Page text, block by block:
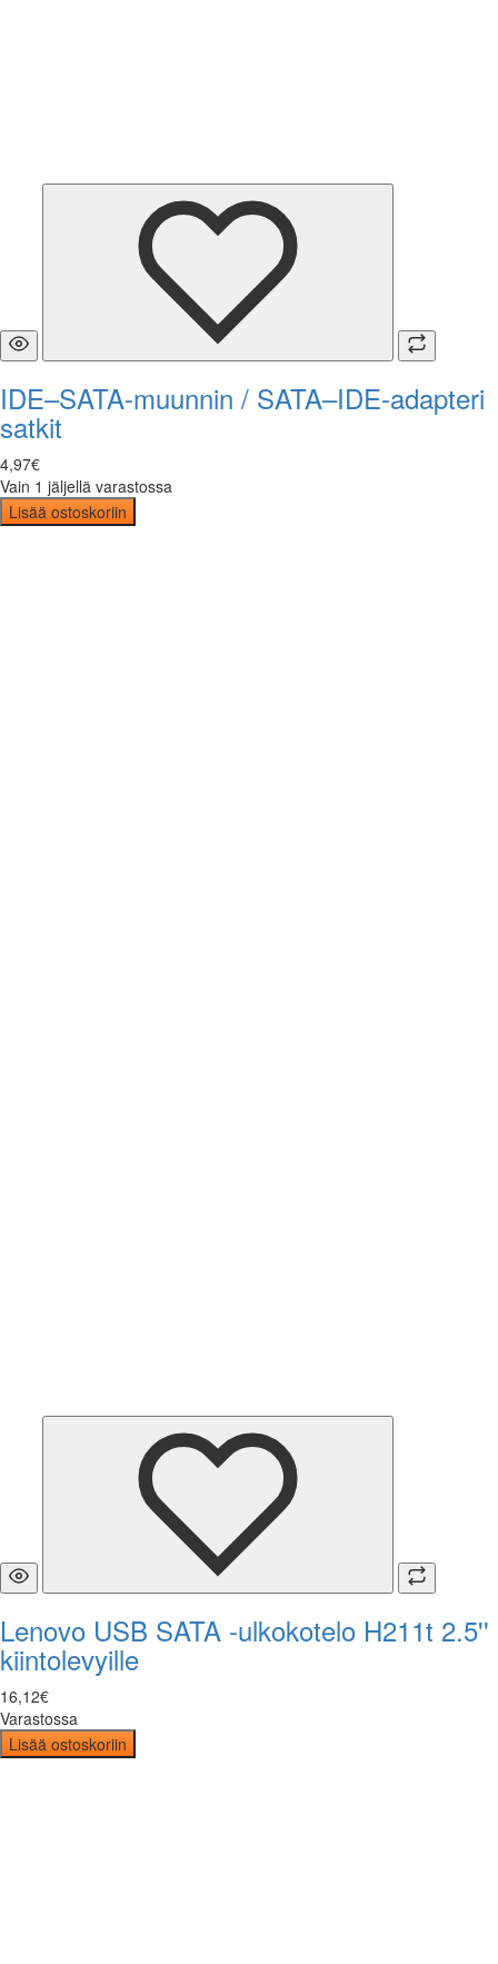
IDE–SATA-muunnin / SATA–IDE-adapteri
satkit
4,97€
Vain 1 jäljellä varastossa
Lisää ostoskoriin
Lenovo USB SATA -ulkokotelo H211t 2.5''
kiintolevyille
16,12€
Varastossa
Lisää ostoskoriin